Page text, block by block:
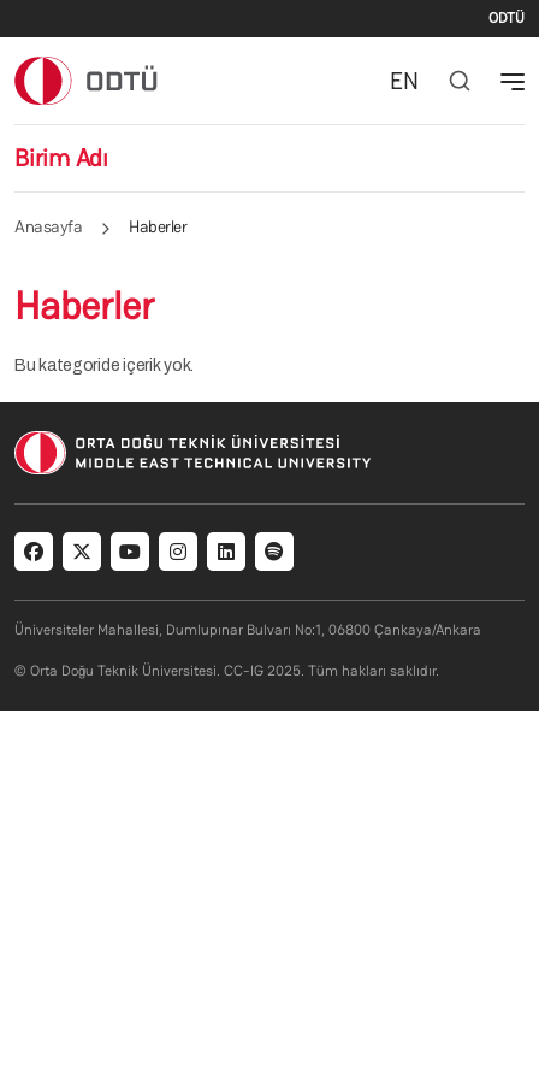
ODTÜ
Birim Adı
EN
Anasayfa Haberler
Haberler
Bu kategoride içerik yok.
Social menu
Üniversiteler Mahallesi, Dumlupınar Bulvarı No:1, 06800 Çankaya/Ankara
© Orta Doğu Teknik Üniversitesi. CC-IG 2025. Tüm hakları saklıdır.